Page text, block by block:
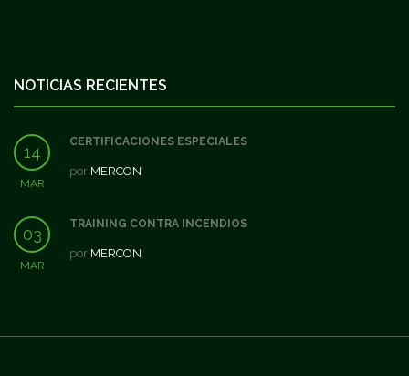
NOTICIAS RECIENTES
14
MAR
CERTIFICACIONES ESPECIALES
por MERCON
03
MAR
TRAINING CONTRA INCENDIOS
por MERCON